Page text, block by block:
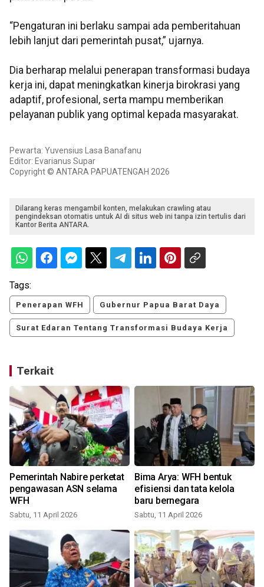
“Pengaturan ini berlaku sampai ada pemberitahuan
lebih lanjut dari pemerintah pusat,” ujarnya.
Dia berharap melalui penerapan transformasi budaya
kerja ini, dapat meningkatkan kinerja birokrasi yang
adaptif, profesional, serta mampu memberikan
pelayanan publik yang optimal kepada masyarakat.
Pewarta: Yuvensius Lasa Banafanu
Editor: Evarianus Supar
Copyright © ANTARA PAPUATENGAH 2026
Dilarang keras mengambil konten, melakukan crawling atau
pengindeksan otomatis untuk AI di situs web ini tanpa izin tertulis dari
Kantor Berita ANTARA.
Tags:
Penerapan WFH Gubernur Papua Barat Daya
Surat Edaran Tentang Transformasi Budaya Kerja
Terkait
Pemerintah Nabire perketat
pengawasan ASN selama
WFH
Sabtu, 11 April 2026
Bima Arya: WFH bentuk
efisiensi dan tata kelola
baru bernegara
Sabtu, 11 April 2026